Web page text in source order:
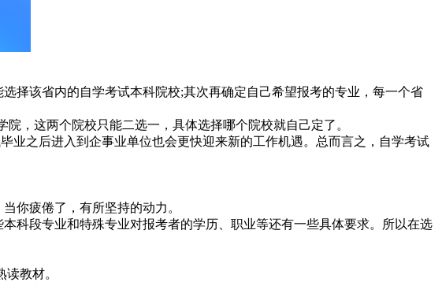
择该省内的自学考试本科院校;其次再确定自己希望报考的专业，每一个省
，这两个院校只能二选一，具体选择哪个院校就自己定了。
业之后进入到企事业单位也会更快迎来新的工作机遇。总而言之，自学考试
你疲倦了，有所坚持的动力。
科段专业和特殊专业对报考者的学历、职业等还有一些具体要求。所以在选
教材。